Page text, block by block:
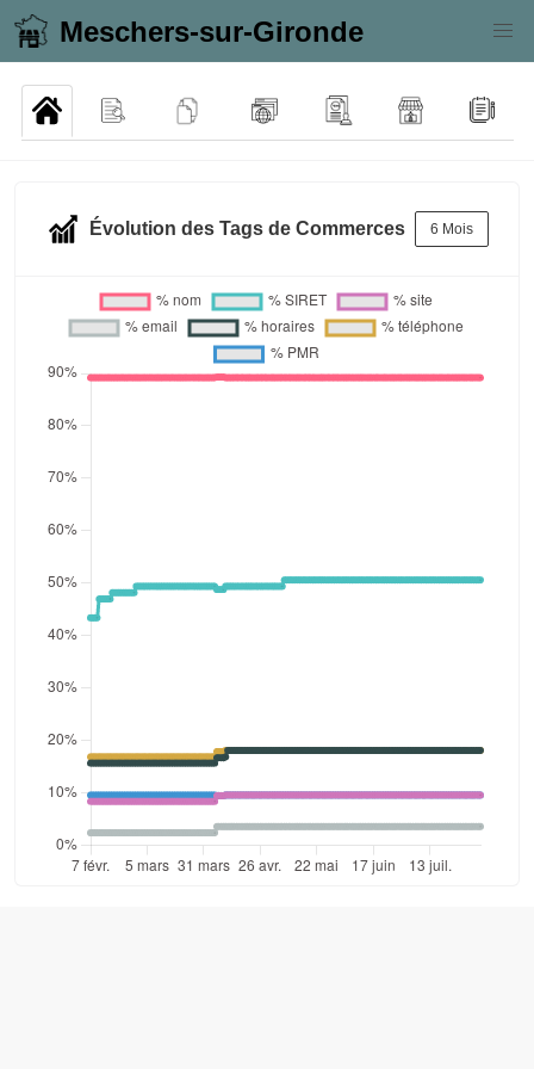
Meschers-sur-Gironde
Évolution des Tags de Commerces 6 Mois